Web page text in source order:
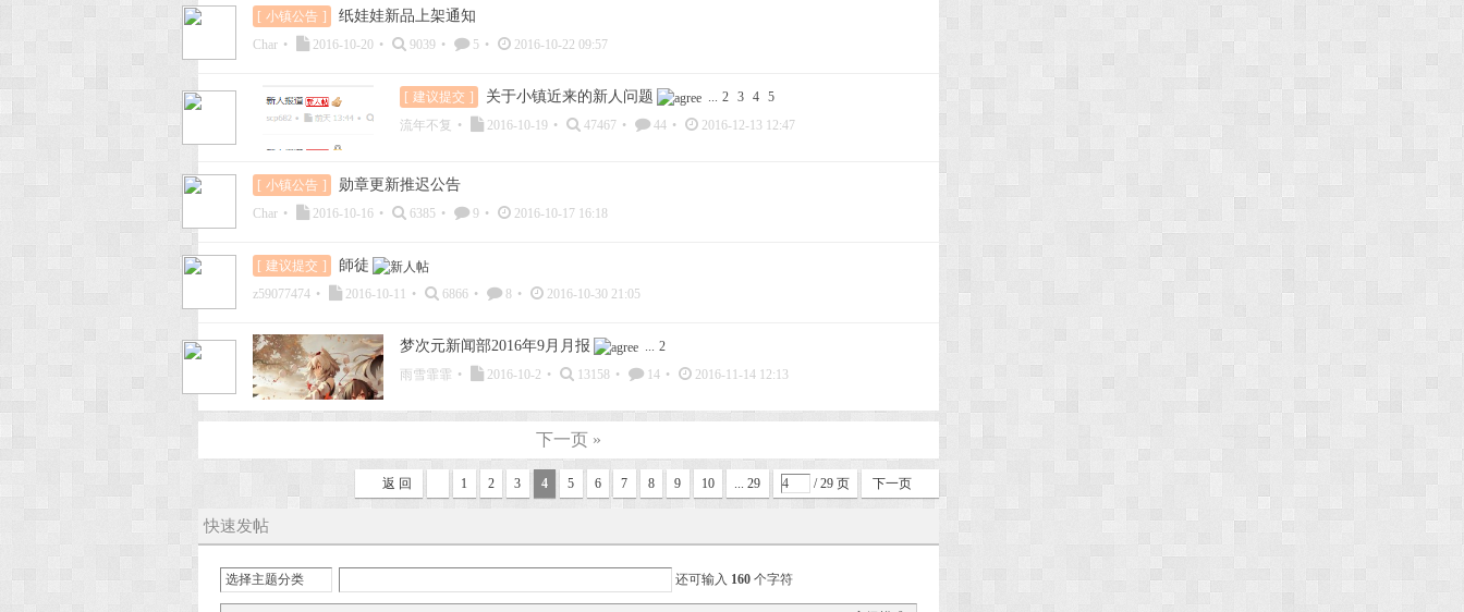
[ 小镇公告 ] 纸娃娃新品上架通知
Char • 2016-10-20 • 9039 • 5 • 2016-10-22 09:57
[ 建议提交 ] 关于小镇近来的新人问题 ... 2 3 4 5
流年不复 • 2016-10-19 • 47467 • 44 • 2016-12-13 12:47
[ 小镇公告 ] 勋章更新推迟公告
Char • 2016-10-16 • 6385 • 9 • 2016-10-17 16:18
[ 建议提交 ] 師徒
z59077474 • 2016-10-11 • 6866 • 8 • 2016-10-30 21:05
梦次元新闻部2016年9月月报 ... 2
雨雪霏霏 • 2016-10-2 • 13158 • 14 • 2016-11-14 12:13
下一页 »
1 2 3 4 5 6 7 8 9 10 ... 29 / 29 页 下一页
返 回
快速发帖
选择主题分类 还可输入 160 个字符